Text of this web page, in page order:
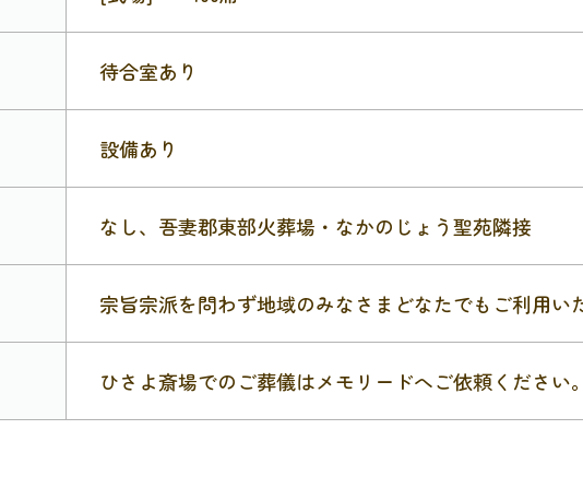
待合室あり
設備あり
なし、吾妻郡東部火葬場・なかのじょう聖苑隣接
宗旨宗派を問わず地域のみなさまどなたでもご利用い
ひさよ斎場でのご葬儀はメモリードへご依頼ください。